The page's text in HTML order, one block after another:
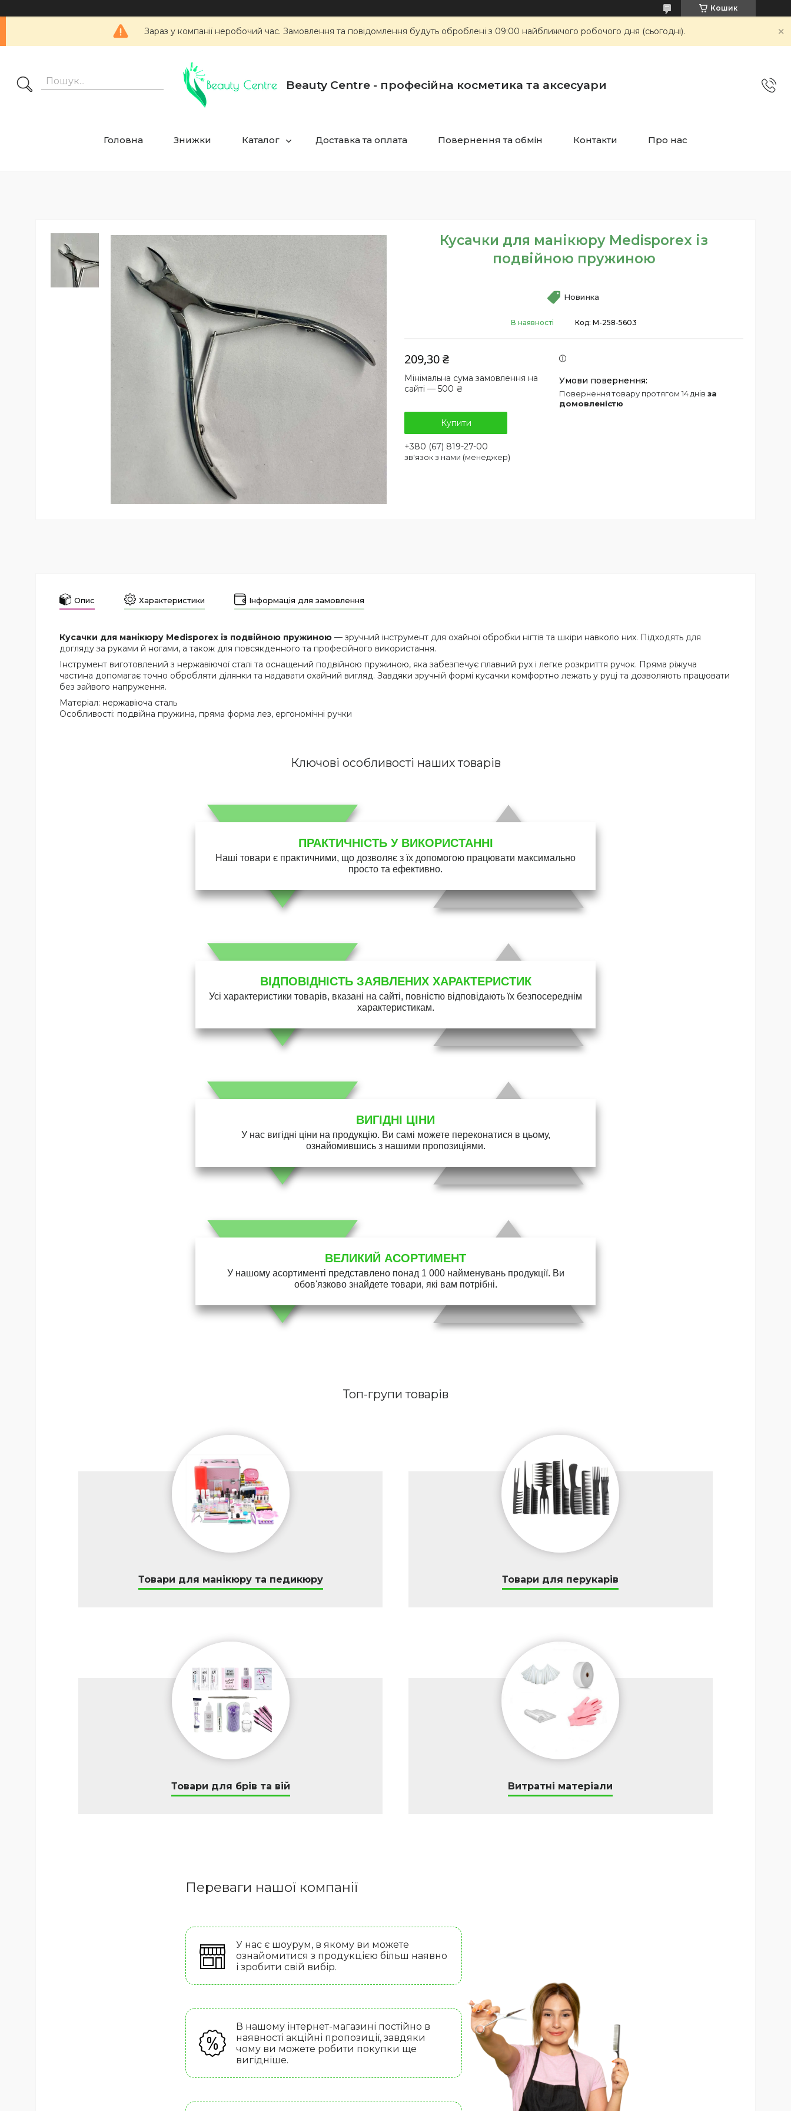
Кошик
Зараз у компанії неробочий час. Замовлення та повідомлення будуть оброблені з 09:00 найближчого робочого дня (сьогодні).
Beauty Centre - професійна косметика та аксесуари
Головна Знижки Каталог Доставка та оплата Повернення та обмін Контакти Про нас
Кусачки для манікюру Medisporex із
подвійною пружиною
Новинка
В наявності Код: М-258-5603
209,30 ₴
Мінімальна сума замовлення на
сайті — 500 ₴
Купити
+380 (67) 819-27-00
зв'язок з нами (менеджер)
повернення товару протягом 14 днів за
домовленістю
Опис Характеристики Інформація для замовлення
Кусачки для манікюру Medisporex із подвійною пружиною — зручний інструмент для охайної обробки нігтів та шкіри навколо них. Підходять для
догляду за руками й ногами, а також для повсякденного та професійного використання.
Інструмент виготовлений з нержавіючої сталі та оснащений подвійною пружиною, яка забезпечує плавний рух і легке розкриття ручок. Пряма ріжуча
частина допомагає точно обробляти ділянки та надавати охайний вигляд. Завдяки зручній формі кусачки комфортно лежать у руці та дозволяють працювати
без зайвого напруження.
Матеріал: нержавіюча сталь
Особливості: подвійна пружина, пряма форма лез, ергономічні ручки
Ключові особливості наших товарів
ПРАКТИЧНІСТЬ У ВИКОРИСТАННІ
Наші товари є практичними, що дозволяє з їх допомогою працювати максимально
просто та ефективно.
ВІДПОВІДНІСТЬ ЗАЯВЛЕНИХ ХАРАКТЕРИСТИК
Усі характеристики товарів, вказані на сайті, повністю відповідають їх безпосереднім
характеристикам.
ВИГІДНІ ЦІНИ
У нас вигідні ціни на продукцію. Ви самі можете переконатися в цьому,
ознайомившись з нашими пропозиціями.
ВЕЛИКИЙ АСОРТИМЕНТ
У нашому асортименті представлено понад 1 000 найменувань продукції. Ви
обов'язково знайдете товари, які вам потрібні.
Топ-групи товарів
Товари для манікюру та педикюру Товари для перукарів
Товари для брів та вій Витратні матеріали
Переваги нашої компанії
У нас є шоурум, в якому ви можете
ознайомитися з продукцією більш наявно
і зробити свій вибір.
В нашому інтернет-магазині постійно в
наявності акційні пропозиції, завдяки
чому ви можете робити покупки ще
вигідніше.